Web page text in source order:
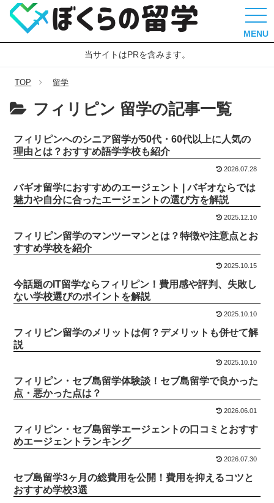
MENU
当サイトはPRを含みます。
TOP 留学
フィリピン 留学の記事一覧
フィリピンへのシニア留学が50代・60代以上に人気の
理由とは？おすすめ語学学校も紹介
2026.07.28
バギオ留学におすすめのエージェント | バギオならでは
魅力や自分に合ったエージェントの選び方を解説
2025.12.10
フィリピン留学のマンツーマンとは？特徴や注意点とお
すすめ学校を紹介
2025.10.15
今話題のIT留学ならフィリピン！費用感や評判、失敗し
ない学校選びのポイントを解説
2025.10.10
フィリピン留学のメリットは何？デメリットも併せて解
説
2025.10.10
フィリピン・セブ島留学体験談！セブ島留学で良かった
点・悪かった点は？
2026.06.01
フィリピン・セブ島留学エージェントの口コミとおすす
めエージェントランキング
2026.07.30
セブ島留学3ヶ月の総費用を公開！費用を抑えるコツと
おすすめ学校3選